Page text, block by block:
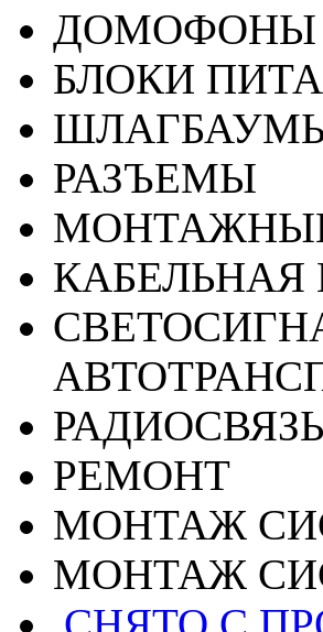
ДОМОФОНЫ
БЛОКИ
РАЗЪЕМЫ
РАДИОСВЯЗЬ
РЕМОНТ
МОНТАЖ
МОНТАЖ